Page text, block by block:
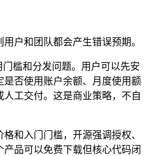
户和团队都会产生错误预期。
槛和分发问题。用户可以先安
否使用账户余额、月度使用额
工交付。这是商业策略，不自
和入门门槛，开源强调授权、
品可以免费下载但核心代码闭